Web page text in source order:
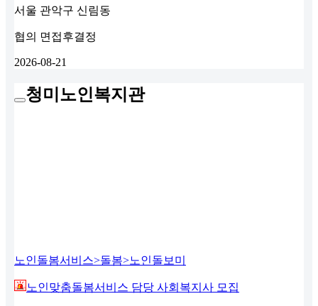
서울 관악구 신림동
협의 면접후결정
2026-08-21
청미노인복지관
노인돌봄서비스>돌봄>노인돌보미
노인맞춤돌봄서비스 담당 사회복지사 모집